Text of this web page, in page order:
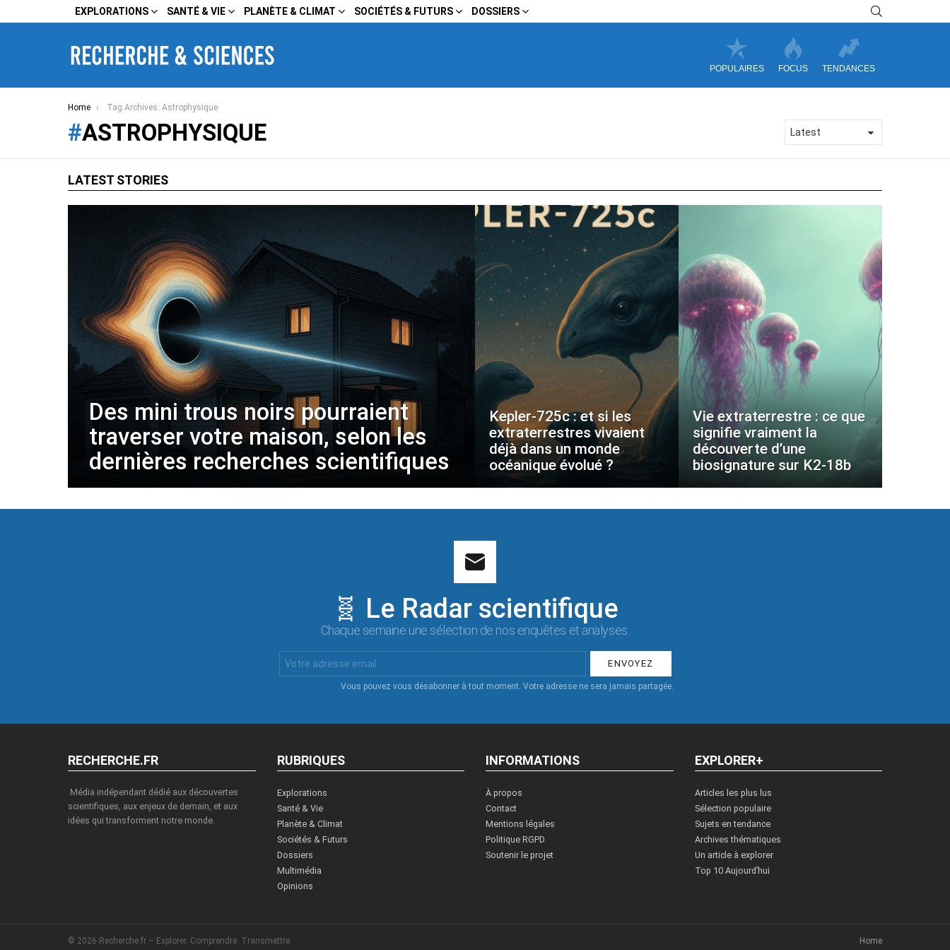
EXPLORATIONS SANTÉ & VIE PLANÈTE & CLIMAT SOCIÉTÉS & FUTURS DOSSIERS
POPULAIRES FOCUS TENDANCES
You are here:
Home Tag Archives: Astrophysique
ASTROPHYSIQUE
LATEST STORIES
Des mini trous noirs pourraient
traverser votre maison, selon les
dernières recherches scientifiques
Kepler-725c : et si les
extraterrestres vivaient
déjà dans un monde
océanique évolué ?
Vie extraterrestre : ce que
signifie vraiment la
découverte d’une
biosignature sur K2-18b
🧬 Le Radar scientifique
Chaque semaine une sélection de nos enquêtes et analyses.
Email
:
Vous pouvez vous désabonner à tout moment. Votre adresse ne sera jamais partagée.
RECHERCHE.FR
Média indépendant dédié aux découvertes
scientifiques, aux enjeux de demain, et aux
idées qui transforment notre monde.
RUBRIQUES
Explorations
Santé & Vie
Planète & Climat
Sociétés & Futurs
Dossiers
Multimédia
Opinions
INFORMATIONS
À propos
Contact
Mentions légales
Politique RGPD
Soutenir le projet
EXPLORER+
Articles les plus lus
Sélection populaire
Sujets en tendance
Archives thématiques
Un article à explorer
Top 10 Aujourd’hui
© 2026 Recherche.fr – Explorer. Comprendre. Transmettre. Home